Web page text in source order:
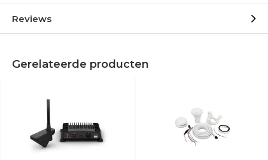
Reviews
Gerelateerde producten